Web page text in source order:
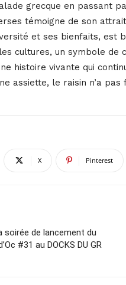
grecque en passant
témoigne de son
et ses bienfaits, est
cultures, un symbole de
histoire vivante qui
assiette, le raisin n’a
X Pinterest
soirée de lancement du
#31 au DOCKS DU GR